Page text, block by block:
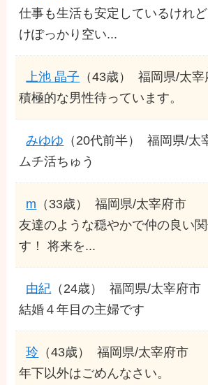
仕事も生活も安定しているけれ
けぽっかり空い...
上池 晶子 （43歳）
福岡県/太宰
積極的な男性待っています。
みゆゆ （20代前半）
福岡県/太
ムチ活ちゅう
m （33歳）
福岡県/太宰府市
友達のような穏やかで仲の良い
す！ 将来を...
由紀 （24歳）
福岡県/太宰府市
結婚４年目の主婦です
玲 （43歳）
福岡県/太宰府市
年下以外はごめんなさい。